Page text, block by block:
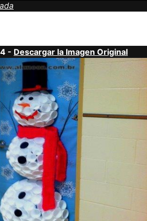
- Descargar la Imagen Original